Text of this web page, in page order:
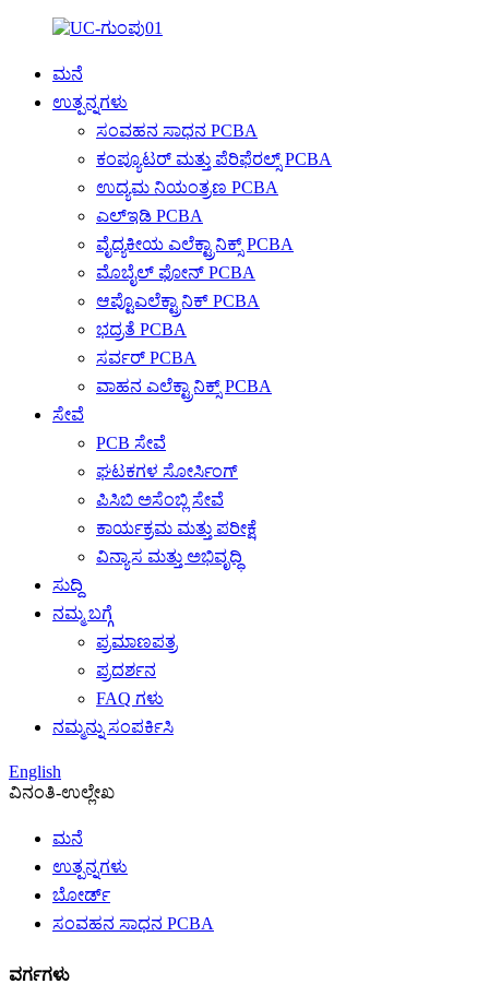
ಮನೆ
ಉತ್ಪನ್ನಗಳು
ಸಂವಹನ ಸಾಧನ PCBA
ಕಂಪ್ಯೂಟರ್ ಮತ್ತು ಪೆರಿಫೆರಲ್ಸ್ PCBA
ಉದ್ಯಮ ನಿಯಂತ್ರಣ PCBA
ಎಲ್ಇಡಿ PCBA
ವೈದ್ಯಕೀಯ ಎಲೆಕ್ಟ್ರಾನಿಕ್ಸ್ PCBA
ಮೊಬೈಲ್ ಫೋನ್ PCBA
ಆಪ್ಟೊಎಲೆಕ್ಟ್ರಾನಿಕ್ PCBA
ಭದ್ರತೆ PCBA
ಸರ್ವರ್ PCBA
ವಾಹನ ಎಲೆಕ್ಟ್ರಾನಿಕ್ಸ್ PCBA
ಸೇವೆ
PCB ಸೇವೆ
ಘಟಕಗಳ ಸೋರ್ಸಿಂಗ್
ಪಿಸಿಬಿ ಅಸೆಂಬ್ಲಿ ಸೇವೆ
ಕಾರ್ಯಕ್ರಮ ಮತ್ತು ಪರೀಕ್ಷೆ
ವಿನ್ಯಾಸ ಮತ್ತು ಅಭಿವೃದ್ಧಿ
ಸುದ್ದಿ
ನಮ್ಮ ಬಗ್ಗೆ
ಪ್ರಮಾಣಪತ್ರ
ಪ್ರದರ್ಶನ
FAQ ಗಳು
ನಮ್ಮನ್ನು ಸಂಪರ್ಕಿಸಿ
English
ವಿನಂತಿ-ಉಲ್ಲೇಖ
ಮನೆ
ಉತ್ಪನ್ನಗಳು
ಬೋರ್ಡ್
ಸಂವಹನ ಸಾಧನ PCBA
ವರ್ಗಗಳು